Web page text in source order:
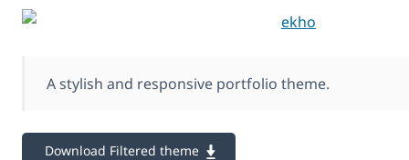
A stylish and responsive portfolio theme.
Download Filtered theme